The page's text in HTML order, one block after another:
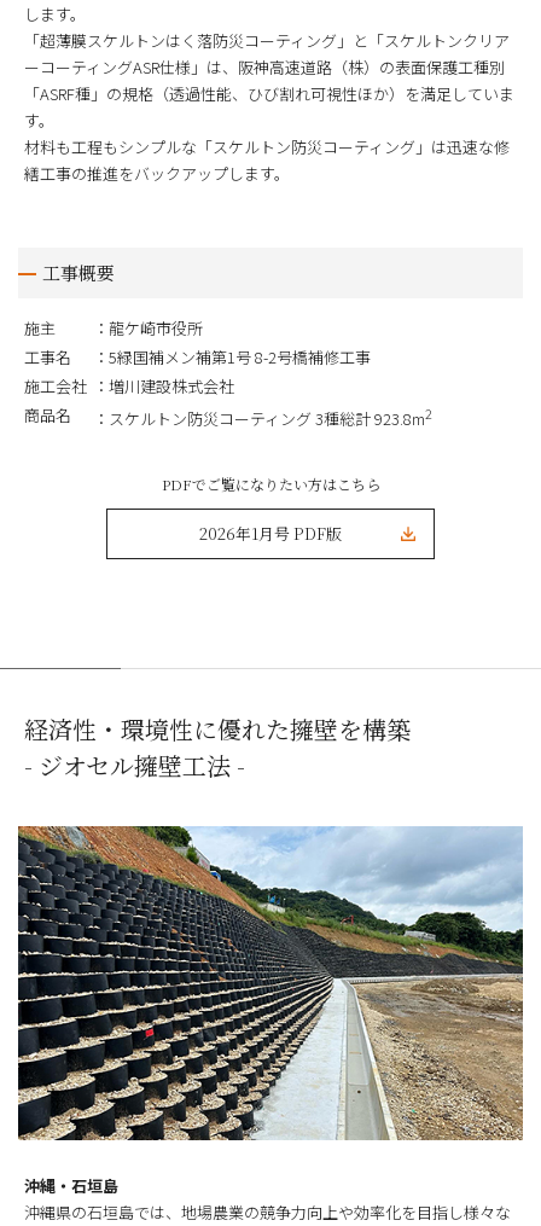
します。
「超薄膜スケルトンはく落防災コーティング」と「スケルトンクリア
ーコーティングASR仕様」は、阪神高速道路（株）の表面保護工種別
「ASRF種」の規格（透過性能、ひび割れ可視性ほか）を満足していま
す。
材料も工程もシンプルな「スケルトン防災コーティング」は迅速な修
繕工事の推進をバックアップします。
工事概要
施主
龍ケ崎市役所
工事名
5緑国補メン補第1号 8-2号橋補修工事
施工会社
増川建設株式会社
商品名
スケルトン防災コーティング 3種総計 923.8m2
PDFでご覧になりたい方はこちら
2026年1月号 PDF版
経済性・環境性に優れた擁壁を構築
- ジオセル擁壁工法 -
沖縄・石垣島
沖縄県の石垣島では、地場農業の競争力向上や効率化を目指し様々な